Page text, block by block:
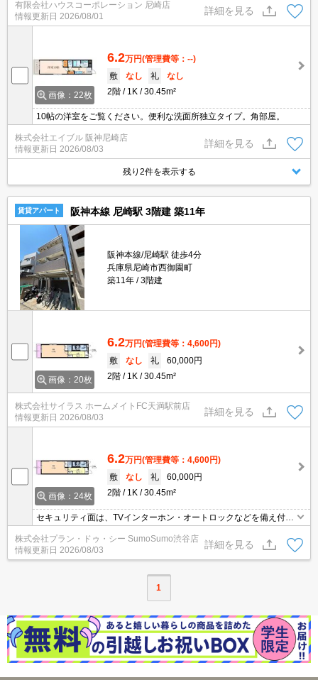
有限会社ハウスコーポレーション 尼崎店
情報更新日 2026/08/01
詳細を見る
画像：22枚
6.2万円(管理費等：--)
敷
なし 礼
なし
2階
1K 30.45m²
10帖の洋室をご覧ください。便利な洗面所独立タイプ。角部屋。
株式会社エイブル 阪神尼崎店
情報更新日 2026/08/03
詳細を見る
残り2件を表示する
賃貸アパート 阪神本線 尼崎駅 3階建 築11年
阪神本線/尼崎駅 徒歩4分
兵庫県尼崎市西御園町
築11年
3階建
画像：20枚
6.2万円(管理費等：4,600円)
敷
なし 礼
60,000円
2階
1K 30.45m²
株式会社サイラス ホームメイトFC天満駅前店
情報更新日 2026/08/03
詳細を見る
画像：24枚
6.2万円(管理費等：4,600円)
敷
なし 礼
60,000円
2階
1K 30.45m²
セキュリティ面は、TVインターホン・オートロックなどを備え付け
ているので安心して暮らせます。室内設備は洗面化粧台・浴室乾燥
機など大変充実しております。IHキッチンはお掃除が簡単です。簡
単に温度管理できるエアコン付きの物件。魅力も多い賃貸物件はい
かがでしょうか。女性からの評価が高い、キッチンスぺースのある
株式会社プラン・ドゥ・シー SumoSumo渋谷店
情報更新日 2026/08/03
詳細を見る
1